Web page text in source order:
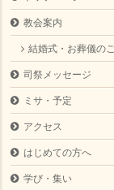
教会案内
結婚式・お葬儀の
司祭メッセージ
ミサ・予定
アクセス
はじめての方へ
学び・集い